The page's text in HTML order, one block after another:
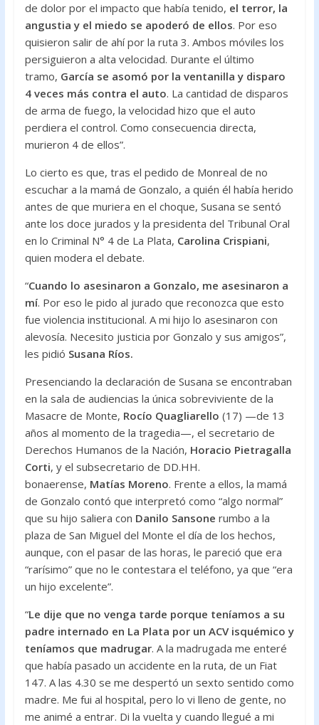
de dolor por el impacto que había tenido, el terror, la
angustia y el miedo se apoderó de ellos. Por eso
quisieron salir de ahí por la ruta 3. Ambos móviles los
persiguieron a alta velocidad. Durante el último
tramo, García se asomó por la ventanilla y disparo
4 veces más contra el auto. La cantidad de disparos
de arma de fuego, la velocidad hizo que el auto
perdiera el control. Como consecuencia directa,
murieron 4 de ellos”.
Lo cierto es que, tras el pedido de Monreal de no
escuchar a la mamá de Gonzalo, a quién él había herido
antes de que muriera en el choque, Susana se sentó
ante los doce jurados y la presidenta del Tribunal Oral
en lo Criminal N° 4 de La Plata, Carolina Crispiani,
quien modera el debate.
“Cuando lo asesinaron a Gonzalo, me asesinaron a
mí. Por eso le pido al jurado que reconozca que esto
fue violencia institucional. A mi hijo lo asesinaron con
alevosía. Necesito justicia por Gonzalo y sus amigos”,
les pidió Susana Ríos.
Presenciando la declaración de Susana se encontraban
en la sala de audiencias la única sobreviviente de la
Masacre de Monte, Rocío Quagliarello (17) —de 13
años al momento de la tragedia—, el secretario de
Derechos Humanos de la Nación, Horacio Pietragalla
Corti, y el subsecretario de DD.HH.
bonaerense, Matías Moreno. Frente a ellos, la mamá
de Gonzalo contó que interpretó como “algo normal”
que su hijo saliera con Danilo Sansone rumbo a la
plaza de San Miguel del Monte el día de los hechos,
aunque, con el pasar de las horas, le pareció que era
“rarísimo” que no le contestara el teléfono, ya que “era
un hijo excelente”.
“Le dije que no venga tarde porque teníamos a su
padre internado en La Plata por un ACV isquémico y
teníamos que madrugar. A la madrugada me enteré
que había pasado un accidente en la ruta, de un Fiat
147. A las 4.30 se me despertó un sexto sentido como
madre. Me fui al hospital, pero lo vi lleno de gente, no
me animé a entrar. Di la vuelta y cuando llegué a mi